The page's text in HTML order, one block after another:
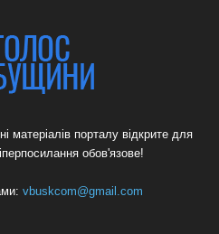
матеріалів порталу відкрите для
обов'язове!
vbuskcom@gmail.com